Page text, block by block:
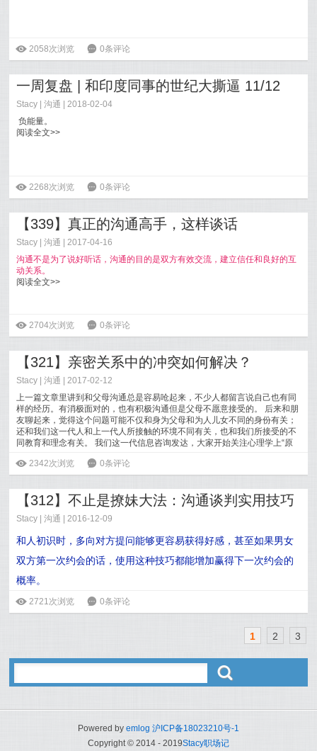
ė 2058次浏览 6 0条评论
一周复盘 | 和印度同事的世纪大撕逼 11/12
Stacy |沟通
| 2018-02-04
负能量。
阅读全文>>
ė 2268次浏览 6 0条评论
【339】真正的沟通高手，这样谈话
Stacy |沟通
| 2017-04-16
沟通不是为了说好听话，沟通的目的是双方有效交流，建立信任和良好的互
动关系。
阅读全文>>
ė 2704次浏览 6 0条评论
【321】亲密关系中的冲突如何解决？
Stacy |沟通
| 2017-02-12
上一篇文章里讲到和父母沟通总是容易呛起来，不少人都留言说自己也有同
样的经历。有消极面对的，也有积极沟通但是父母不愿意接受的。 后来和朋
友聊起来，觉得这个问题可能不仅和身为父母和为人儿女不同的身份有关；
还和我们这一代人和上一代人所接触的环境不同有关，也和我们所接受的不
同教育和理念有关。 我们这一代信息咨询发达，大家开始关注心理学上“原
ė 2342次浏览 6 0条评论
【312】不止是撩妹大法：沟通谈判实用技巧
Stacy |沟通 | 2016-12-09
和人初识时，多向对方提问能够更容易获得好感，甚至如果男女
双方第一次约会的话，使用这种技巧都能增加赢得下一次约会的
概率。
阅读全文>>
ė 2721次浏览 6 0条评论
1 2 3
ő
Powered by emlog 沪ICP备18023210号-1
Copyright © 2014 - 2019Stacy职场记